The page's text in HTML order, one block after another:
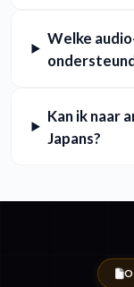
Welke
Kan ik naar
Japans?